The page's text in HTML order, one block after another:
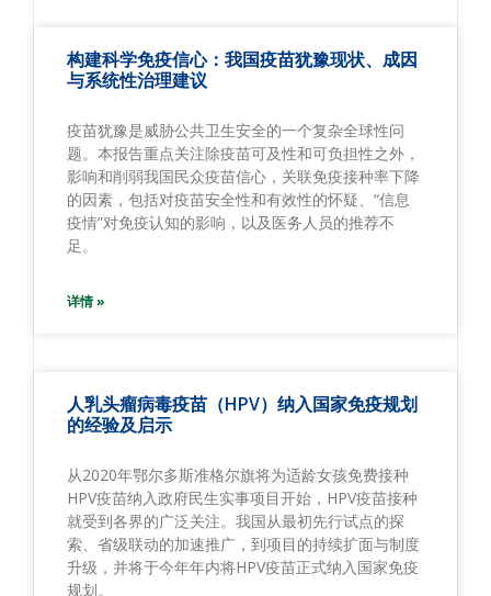
构建科学免疫信心：我国疫苗犹豫现状、成因
与系统性治理建议
疫苗犹豫是威胁公共卫生安全的一个复杂全球性问
题。本报告重点关注除疫苗可及性和可负担性之外，
影响和削弱我国民众疫苗信心，关联免疫接种率下降
的因素，包括对疫苗安全性和有效性的怀疑、“信息
疫情”对免疫认知的影响，以及医务人员的推荐不
足。
详情 »
人乳头瘤病毒疫苗（HPV）纳入国家免疫规划
的经验及启示
从2020年鄂尔多斯准格尔旗将为适龄女孩免费接种
HPV疫苗纳入政府民生实事项目开始，HPV疫苗接种
就受到各界的广泛关注。我国从最初先行试点的探
索、省级联动的加速推广，到项目的持续扩面与制度
升级，并将于今年年内将HPV疫苗正式纳入国家免疫
规划。